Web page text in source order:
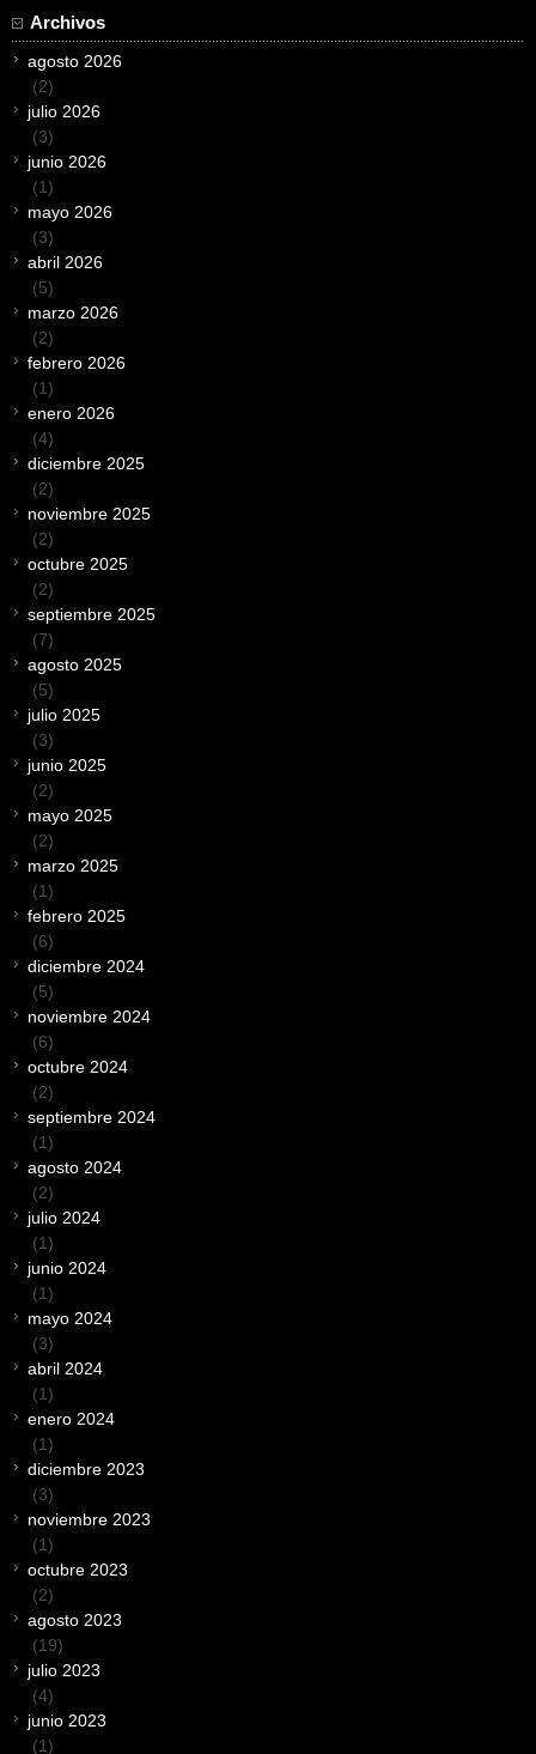
Archivos
agosto 2026
(2)
julio 2026
(3)
junio 2026
(1)
mayo 2026
(3)
abril 2026
(5)
marzo 2026
(2)
febrero 2026
(1)
enero 2026
(4)
diciembre 2025
(2)
noviembre 2025
(2)
octubre 2025
(2)
septiembre 2025
(7)
agosto 2025
(5)
julio 2025
(3)
junio 2025
(2)
mayo 2025
(2)
marzo 2025
(1)
febrero 2025
(6)
diciembre 2024
(5)
noviembre 2024
(6)
octubre 2024
(2)
septiembre 2024
(1)
agosto 2024
(2)
julio 2024
(1)
junio 2024
(1)
mayo 2024
(3)
abril 2024
(1)
enero 2024
(1)
diciembre 2023
(3)
noviembre 2023
(1)
octubre 2023
(2)
agosto 2023
(19)
julio 2023
(4)
junio 2023
(1)